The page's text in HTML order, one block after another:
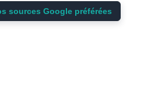
sources Google préférées